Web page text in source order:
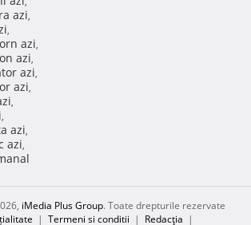
azi,
,
azi,
azi,
azi,
azi,
,
,
azi,
azi,
iMedia Plus Group. Toate drepturile rezervate
| Termeni si conditii | Redacţia |